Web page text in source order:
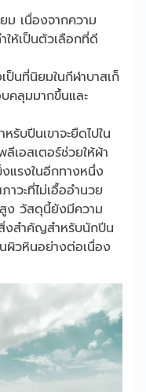
ม เนื่องจากความ
ให้เป็นตัวเลือกที่ดี
ป็นที่นิยมในกีฬาบาสเก็
คลุมมากขึ้นและ
รับปีนเขาจะยืดไปใน
เอสเตอร์ช่วยให้ผ้า
แรงในอีกทางหนึ่ง
าวะที่ไม่เอื้ออำนวย
ง วัสดุนี้ยังมีความ
งสำคัญสำหรับนักปีน
ผิวหินอย่างต่อเนื่อง